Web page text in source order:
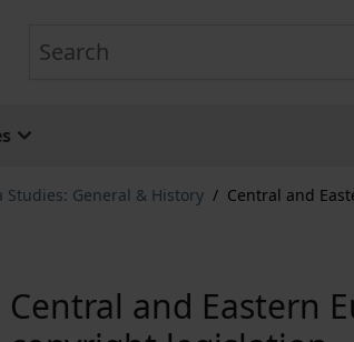
Studies: General & History / Central and
Central and Eastern